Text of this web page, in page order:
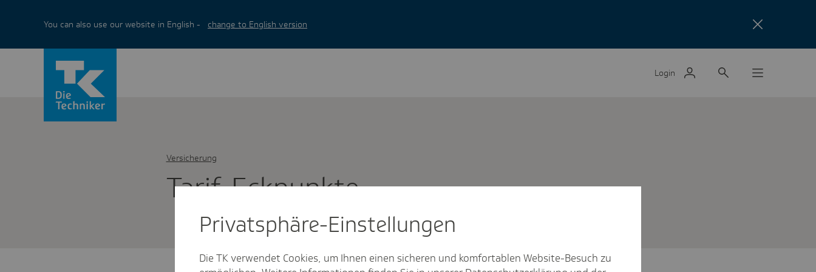
You can also use our website in English - change to English version
Login
Tarif-Eckpunkte
Versicherung
Privat­sphäre-Einstel­lungen
Die TK verwendet Cookies, um Ihnen einen sicheren und komfortablen Website-Besuch zu